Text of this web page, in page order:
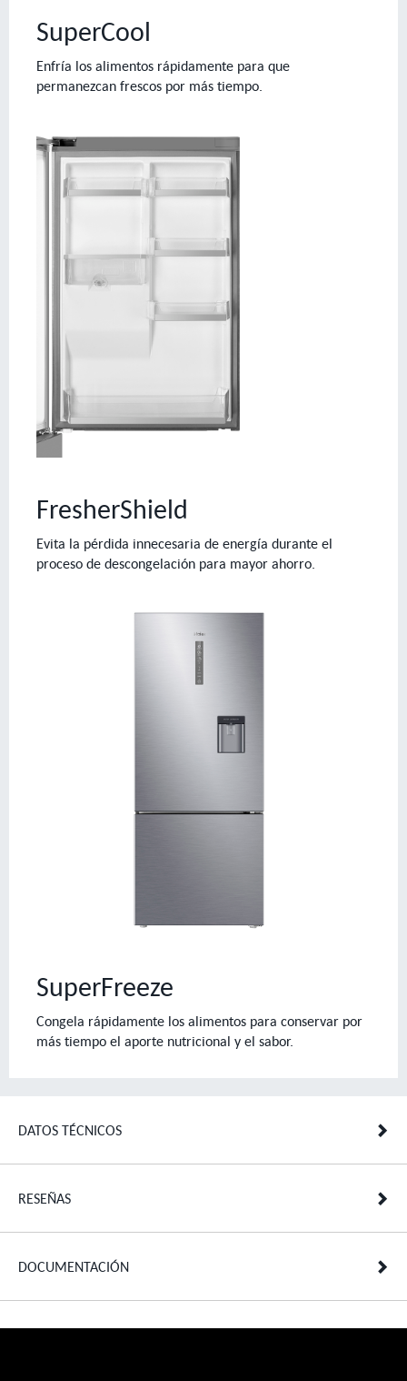
SuperCool
Enfría los alimentos rápidamente para que
permanezcan frescos por más tiempo.
FresherShield
Evita la pérdida innecesaria de energía durante el
proceso de descongelación para mayor ahorro.
SuperFreeze
Congela rápidamente los alimentos para conservar por
más tiempo el aporte nutricional y el sabor.
DATOS TÉCNICOS
RESEÑAS
DOCUMENTACIÓN